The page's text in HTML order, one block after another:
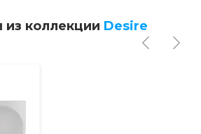
из коллекции Desire